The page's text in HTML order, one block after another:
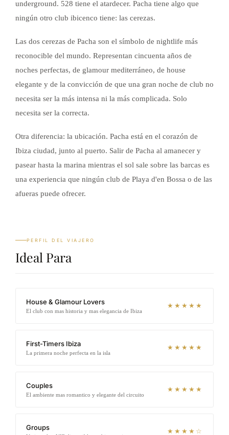
underground. 528 tiene el atardecer. Pacha tiene algo que
ningún otro club ibicenco tiene: las cerezas.
Las dos cerezas de Pacha son el símbolo de nightlife más
reconocible del mundo. Representan cincuenta años de
noches perfectas, de glamour mediterráneo, de house
elegante y de la convicción de que una gran noche de club no
necesita ser la más intensa ni la más complicada. Solo
necesita ser la correcta.
Otra diferencia: la ubicación. Pacha está en el corazón de
Ibiza ciudad, junto al puerto. Salir de Pacha al amanecer y
pasear hasta la marina mientras el sol sale sobre las barcas es
una experiencia que ningún club de Playa d'en Bossa o de las
afueras puede ofrecer.
PERFIL DEL VIAJERO
Ideal Para
House & Glamour Lovers
El club con mas historia y mas elegancia de Ibiza
★★★★★
First-Timers Ibiza
La primera noche perfecta en la isla
★★★★★
Couples
El ambiente mas romantico y elegante del circuito
★★★★★
Groups ★★★★☆